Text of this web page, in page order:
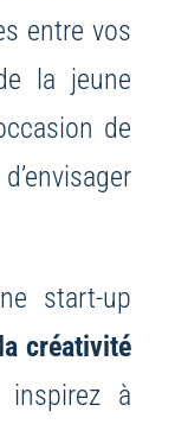
entre vos
la jeune
de
start-up
créativité
à